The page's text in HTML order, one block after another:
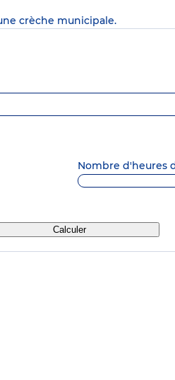
crèche municipale.
Nombre d'heures
Calculer